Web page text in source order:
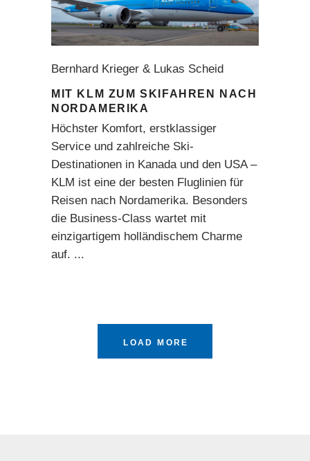
Bernhard Krieger & Lukas Scheid
MIT KLM ZUM SKIFAHREN NACH
NORDAMERIKA
Höchster Komfort, erstklassiger
Service und zahlreiche Ski-
Destinationen in Kanada und den USA –
KLM ist eine der besten Fluglinien für
Reisen nach Nordamerika. Besonders
die Business-Class wartet mit
einzigartigem holländischem Charme
auf.
LOAD MORE